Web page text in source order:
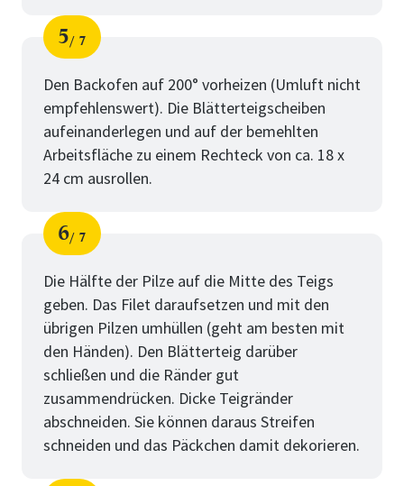
Schritt
5
von
7
Den Backofen auf 200° vorheizen (Umluft nicht
empfehlenswert). Die Blätterteigscheiben
aufeinanderlegen und auf der bemehlten
Arbeitsfläche zu einem Rechteck von ca. 18 x
24 cm ausrollen.
Schritt
6
von
7
Die Hälfte der Pilze auf die Mitte des Teigs
geben. Das Filet daraufsetzen und mit den
übrigen Pilzen umhüllen (geht am besten mit
den Händen). Den Blätterteig darüber
schließen und die Ränder gut
zusammendrücken. Dicke Teigränder
abschneiden. Sie können daraus Streifen
schneiden und das Päckchen damit dekorieren.